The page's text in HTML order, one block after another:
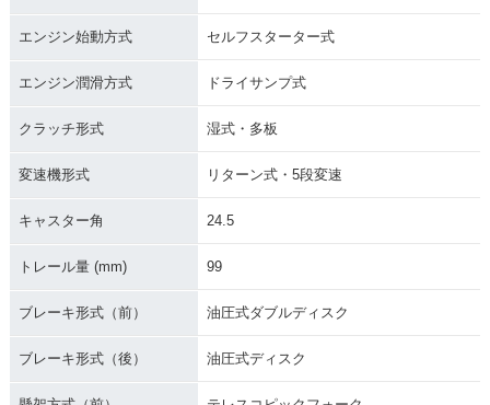
エンジン始動方式 セルフスターター式
エンジン潤滑方式 ドライサンプ式
クラッチ形式 湿式・多板
変速機形式 リターン式・5段変速
キャスター角 24.5
トレール量 (mm) 99
ブレーキ形式（前） 油圧式ダブルディスク
ブレーキ形式（後） 油圧式ディスク